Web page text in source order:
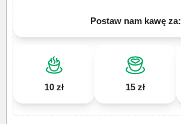
Postaw nam kawę za:
10 zł 15 zł